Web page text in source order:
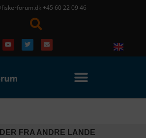
+45 60 22 09 46
FRA ANDRE LANDE